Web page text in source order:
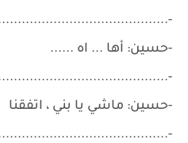
-حسين: أها ... اه ......
-حسين: ماشي يا بني ، اتفقنا